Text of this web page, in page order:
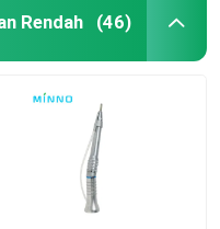
Rendah (46)